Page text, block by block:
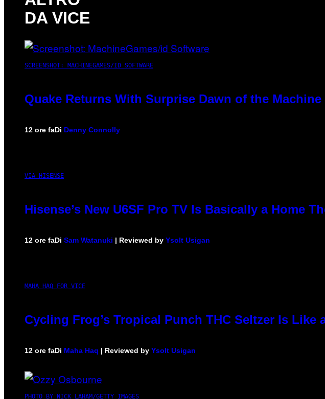
DA VICE
SCREENSHOT: MACHINEGAMES/ID SOFTWARE
Quake Returns With Surprise Dawn of the
12 ore faDi Denny Connolly
VIA HISENSE
Hisense’s New U6SF Pro TV Is Basically a Home
12 ore faDi Sam Watanuki | Reviewed by Ysolt Usigan
MAHA HAQ FOR VICE
Cycling Frog’s Tropical Punch THC Seltzer Is
12 ore faDi Maha Haq | Reviewed by Ysolt Usigan
PHOTO BY NICK LAHAM/GETTY IMAGES